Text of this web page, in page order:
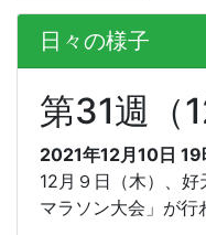
日々の様子
第31週（
2021年12月10日
12月９日（木）、
マラソン大会」が行